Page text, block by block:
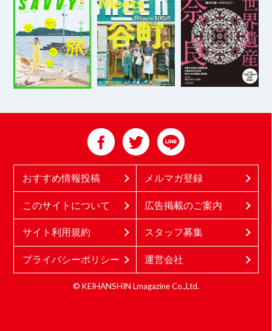
おすすめ情報投稿 メルマガ登録
このサイトについて 広告掲載のご案内
サイト利用規約 スタッフ募集
プライバシーポリシー 運営会社
© KEIHANSHIN Lmagazine Co.,Ltd.